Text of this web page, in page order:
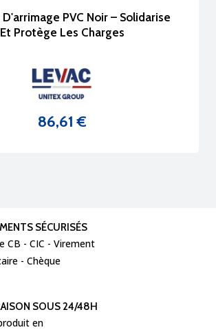
PVC Noir – Solidarise
Et Protège Les Charges
Prix
86,61 €
SÉCURISÉS
CB - CIC - Virement
- Chèque
SOUS 24/48H
en